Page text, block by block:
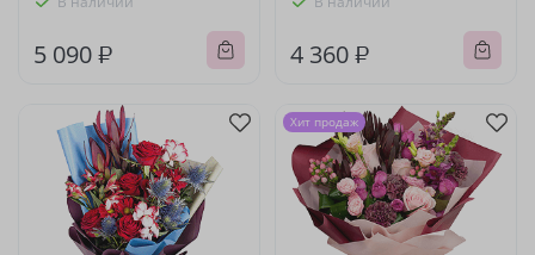
5 090 ₽ 4 360 ₽
Хит продаж